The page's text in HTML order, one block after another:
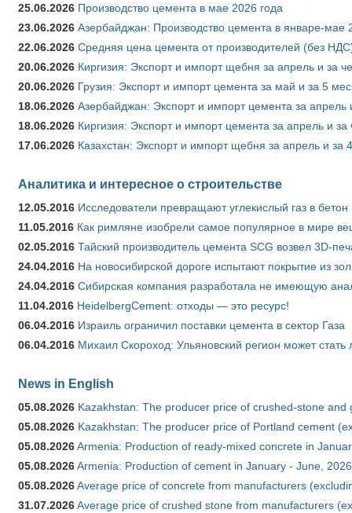
25.06.2026 Производство цемента в мае 2026 года
23.06.2026 Азербайджан: Производство цемента в январе-мае
22.06.2026 Средняя цена цемента от производителей (без
20.06.2026 Киргизия: Экспорт и импорт щебня за апрель и за
20.06.2026 Грузия: Экспорт и импорт цемента за май и за 5
18.06.2026 Азербайджан: Экспорт и импорт цемента за
18.06.2026 Киргизия: Экспорт и импорт цемента за апрель и
17.06.2026 Казахстан: Экспорт и импорт щебня за апрель и за
Аналитика и интересное о строительстве
12.05.2016 Исследователи превращают углекислый газ в бетон
11.05.2016 Как римляне изобрели самое популярное в мире
02.05.2016 Тайский производитель цемента SCG возвел 3D-
24.04.2016 На новосибирской дороге испытают покрытие из
24.04.2016 Сибирская компания разработала не имеющую
11.04.2016 HeidelbergCement: отходы — это ресурс!
06.04.2016 Израиль ограничил поставки цемента в сектор Газа
06.04.2016 Михаил Скороход: Ульяновский регион может
News in English
05.08.2026 Kazakhstan: The producer price of crushed-stone and
05.08.2026 Kazakhstan: The producer price of Portland cement
05.08.2026Armenia: Production of ready-mixed concrete in
05.08.2026Armenia: Production of cement in January - June, 2026
05.08.2026Average price of concrete from manufacturers
31.07.2026Average price of crushed stone from manufacturers